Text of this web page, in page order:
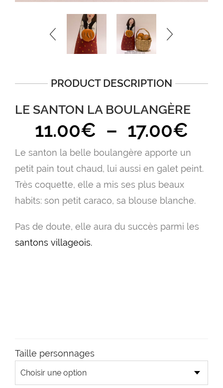
PRODUCT DESCRIPTION
LE SANTON LA BOULANGÈRE
11.00€ – 17.00€
de
à
Le santon la belle boulangère apporte un
petit pain tout chaud, lui aussi en galet peint.
Très coquette, elle a mis ses plus beaux
habits: son petit caraco, sa blouse blanche.
Pas de doute, elle aura du succès parmi les
santons villageois.
Taille personnages